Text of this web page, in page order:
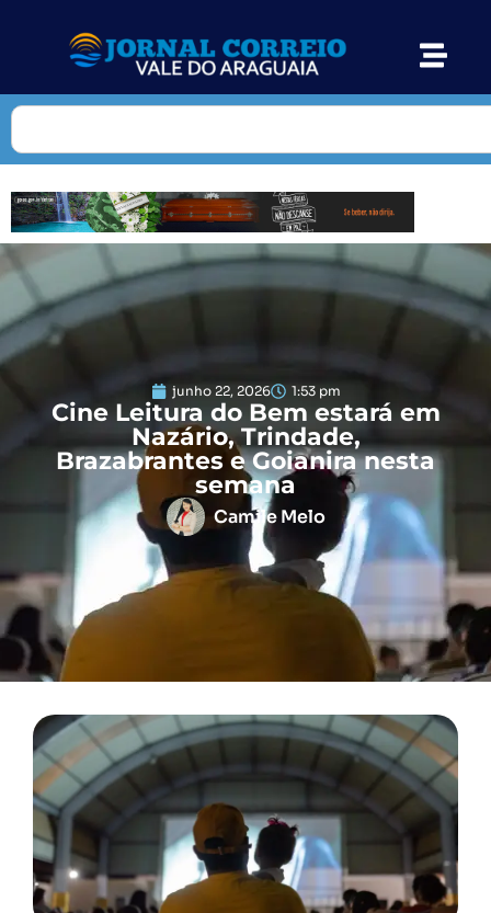
junho 22, 2026 1:53 pm
Cine Leitura do Bem estará em
Nazário, Trindade,
Brazabrantes e Goianira nesta
semana
Camile Melo